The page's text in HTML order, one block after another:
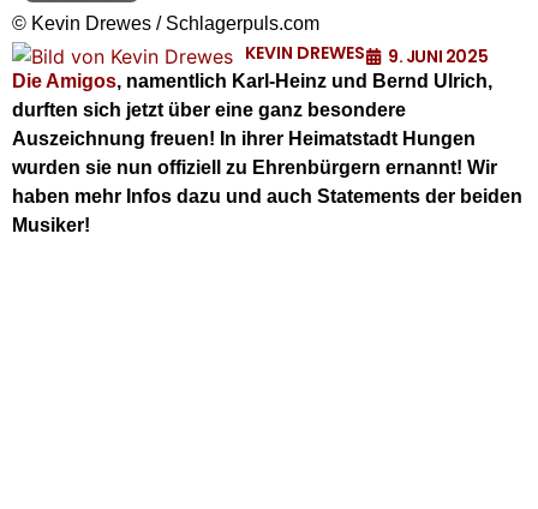
© Kevin Drewes / Schlagerpuls.com
KEVIN DREWES 9. JUNI 2025
Die Amigos, namentlich Karl-Heinz und Bernd Ulrich,
durften sich jetzt über eine ganz besondere
Auszeichnung freuen! In ihrer Heimatstadt Hungen
wurden sie nun offiziell zu Ehrenbürgern ernannt! Wir
haben mehr Infos dazu und auch Statements der beiden
Musiker!